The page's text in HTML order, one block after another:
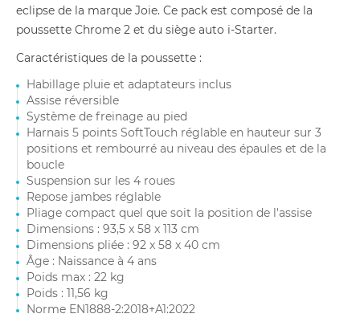
eclipse de la marque Joie. Ce pack est composé de la
poussette Chrome 2 et du siège auto i-Starter.
Caractéristiques de la poussette :
Habillage pluie et adaptateurs inclus
Assise réversible
Système de freinage au pied
Harnais 5 points SoftTouch réglable en hauteur sur 3
positions et rembourré au niveau des épaules et de la
boucle
Suspension sur les 4 roues
Repose jambes réglable
Pliage compact quel que soit la position de l'assise
Dimensions : 93,5 x 58 x 113 cm
Dimensions pliée : 92 x 58 x 40 cm
Âge : Naissance à 4 ans
Poids max : 22 kg
Poids : 11,56 kg
Norme EN1888-2:2018+A1:2022